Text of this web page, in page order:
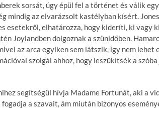
sorsát, úgy épül fel a történet és válik
mindig az elvarázsolt kastélyban kísért.
esetekről, elhatározza, hogy kideríti, ki vagy
Joylandben dolgoznak a szünidőben.
az arca egyiken sem látszik, így nem lehet
szolgál ahhoz, hogy leszűkítsék a
segítségül hívja Madame Fortunát, aki a
a szavait, ám miután bizonyos